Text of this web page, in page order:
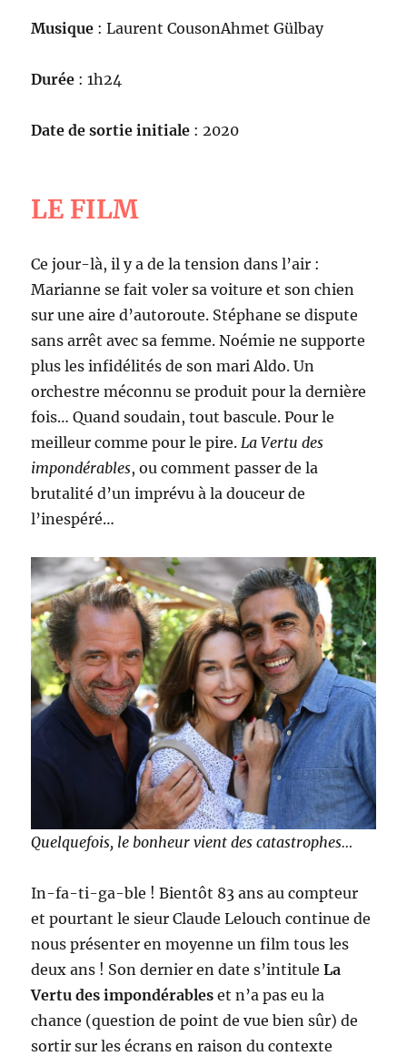
Musique : Laurent CousonAhmet Gülbay
Durée : 1h24
Date de sortie initiale : 2020
LE FILM
Ce jour-là, il y a de la tension dans l’air :
Marianne se fait voler sa voiture et son chien
sur une aire d’autoroute. Stéphane se dispute
sans arrêt avec sa femme. Noémie ne supporte
plus les infidélités de son mari Aldo. Un
orchestre méconnu se produit pour la dernière
fois… Quand soudain, tout bascule. Pour le
meilleur comme pour le pire.La Vertu des
impondérables, ou comment passer de la
brutalité d’un imprévu à la douceur de
l’inespéré…
Quelquefois, le bonheur vient des catastrophes…
In-fa-ti-ga-ble ! Bientôt 83 ans au compteur
et pourtant le sieur Claude Lelouch continue de
nous présenter en moyenne un film tous les
deux ans ! Son dernier en date s’intituleLa
Vertu des impondérables et n’a pas eu la
chance (question de point de vue bien sûr) de
sortir sur les écrans en raison du contexte